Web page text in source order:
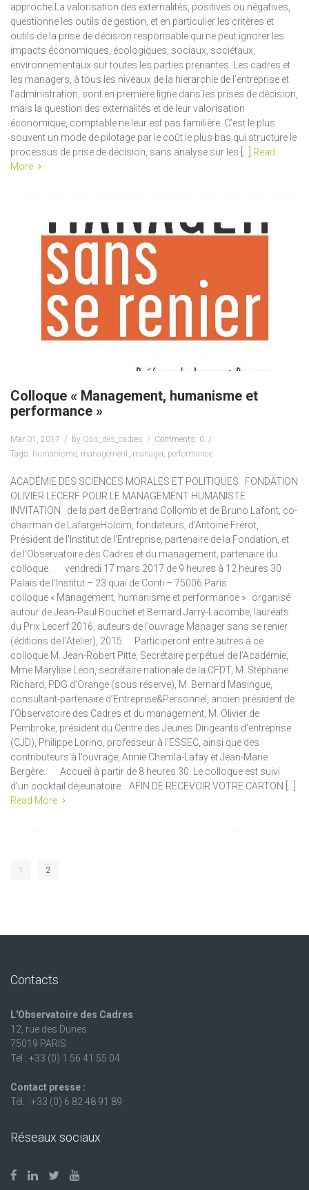
approche.La valorisation des externalités, positives ou négatives,
questionne les outils de gestion, et en particulier les critères et
outils de la prise de décision responsable qui ne peut ignorer les
impacts économiques, écologiques, sociaux, sociétaux,
environnementaux sur toutes les parties prenantes. Les cadres et
les managers, à tous les niveaux de la hierarchie de l’entreprise et
l’administration, sont en première ligne dans les prises de décision,
mais la question des externalités et de leur valorisation
économique, comptable ne leur est pas familière. C’est le plus
souvent un mode de pilotage par le coût le plus bas qui structure le
processus de prise de décision, sans analyse sur les […] Read
More
Colloque « Management, humanisme et
performance »
Mar 01, 2017 by Obs_des_cadres
Comments: 0
Tags: humanisme management manager, performance
ACADÉMIE DES SCIENCES MORALES ET POLITIQUES FONDATION
OLIVIER LECERF POUR LE MANAGEMENT HUMANISTE
INVITATION de la part de Bertrand Collomb et de Bruno Lafont, co-
chairman de LafargeHolcim, fondateurs, d’Antoine Frérot,
Président de l’Institut de l’Entreprise, partenaire de la Fondation, et
de l’Observatoire des Cadres et du management, partenaire du
colloque. vendredi 17 mars 2017 de 9 heures à 12 heures 30
Palais de l’Institut – 23 quai de Conti – 75006 Paris
colloque « Management, humanisme et performance » organisé
autour de Jean-Paul Bouchet et Bernard Jarry-Lacombe, lauréats
du Prix Lecerf 2016, auteurs de l’ouvrage Manager sans se renier
(éditions de l’Atelier), 2015. Participeront entre autres à ce
colloque M. Jean-Robert Pitte, Secrétaire perpétuel de l’Académie,
Mme Marylise Léon, secrétaire nationale de la CFDT, M. Stéphane
Richard, PDG d’Orange (sous réserve), M. Bernard Masingue,
consultant-partenaire d’Entreprise&Personnel, ancien président de
l’Observatoire des Cadres et du management, M. Olivier de
Pembroke, président du Centre des Jeunes Dirigeants d’entreprise
(CJD), Philippe Lorino, professeur à l’ESSEC, ainsi que des
contributeurs à l’ouvrage, Annie Chemla-Lafay et Jean-Marie
Bergère. Accueil à partir de 8 heures 30. Le colloque est suivi
d’un cocktail déjeunatoire. AFIN DE RECEVOIR VOTRE CARTON […]
Read More
1 2
Contacts
L'Observatoire des Cadres
12, rue des Dunes
75019 PARIS
Tél : +33 (0) 1 56 41 55 04
Contact presse :
Tél. : +33 (0) 6 82 48 91 89
Réseaux sociaux